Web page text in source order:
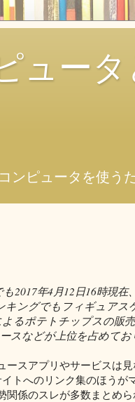
ュー
ピュータを使う
2017年4月12日16時現在
キングでもフィギュアス
るポテトチップスの販
スなどが上位を占めてお
ースアプリやサービスは
トへのリンク集のほうが
係のスレが多数まとめら